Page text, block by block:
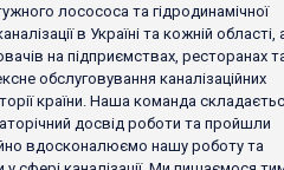
лосососа та гідродинамічної
в Україні та кожній області,
на підприємствах, ресторанах
обслуговування каналізаційних
країни. Наша команда
досвід роботи та пройшли
вдосконалюємо нашу роботу та